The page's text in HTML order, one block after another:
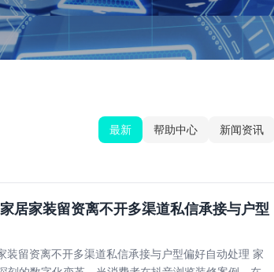
最新 帮助中心 新闻资讯
居家装留资离不开多渠道私信承接与户型
装留资离不开多渠道私信承接与户型偏好自动处理 家